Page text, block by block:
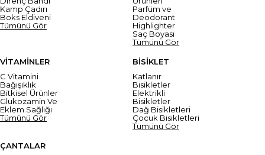
Kamp Çadırı
Boks Eldiveni
Tümünü Gör
Parfüm ve
Deodorant
Highlighter
Saç Boyası
Tümünü Gör
VİTAMİNLER
C Vitamini
Bağışıklık
Bitkisel Ürünler
Glukozamin Ve
Eklem Sağlığı
Tümünü Gör
BİSİKLET
Katlanır
Bisikletler
Elektrikli
Bisikletler
Dağ Bisikletleri
Çocuk Bisikletleri
Tümünü Gör
ÇANTALAR